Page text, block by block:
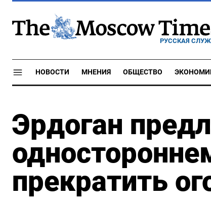
РУССКАЯ
НОВОСТИ МНЕНИЯ ОБЩЕСТВО
Эрдоган
прекратить